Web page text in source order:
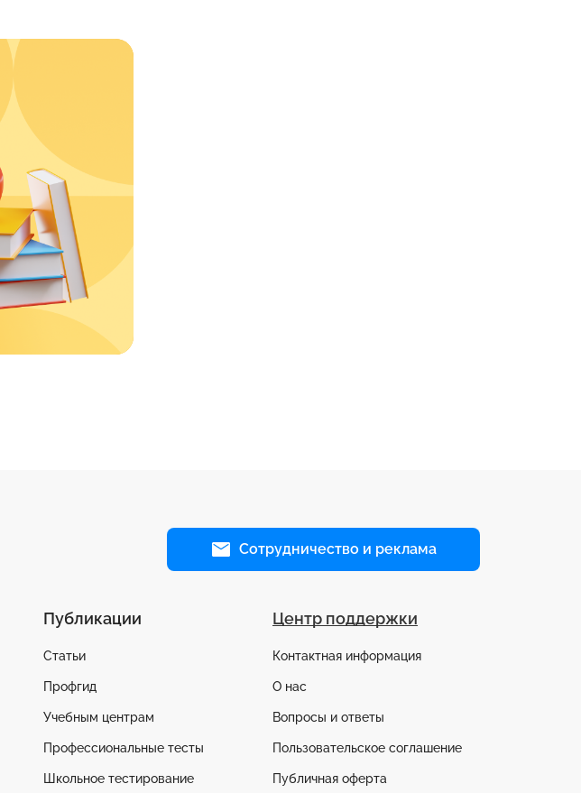
Сотрудничество и реклама
Публикации
Статьи
Профгид
Учебным центрам
Профессиональные тесты
Школьное тестирование
Центр поддержки
Контактная информация
О нас
Вопросы и ответы
Пользовательское соглашение
Публичная оферта